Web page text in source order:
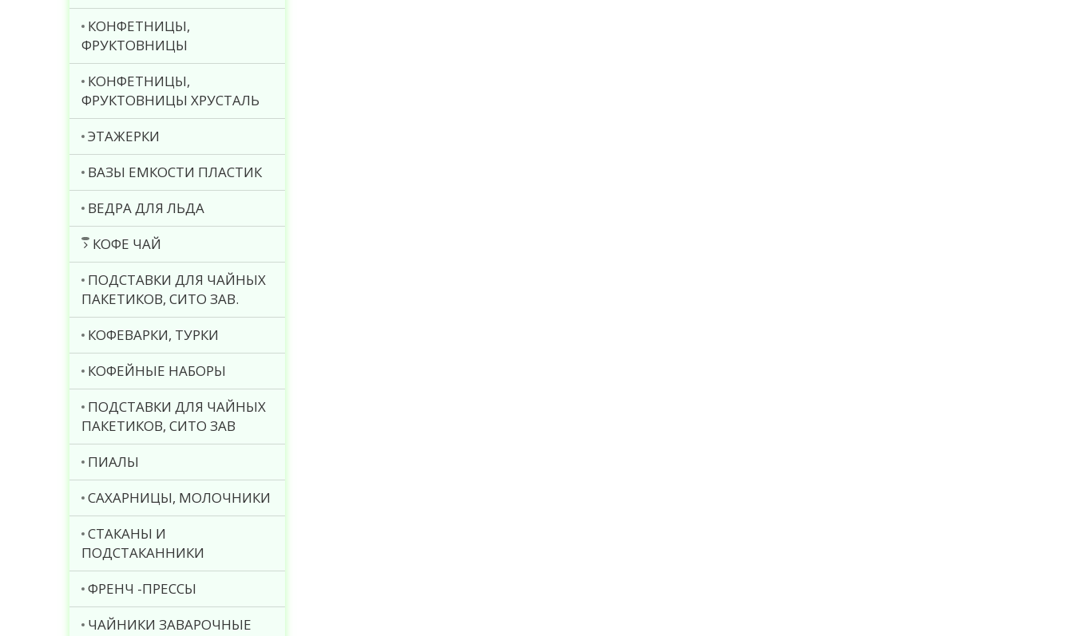
КОНФЕТНИЦЫ,
ФРУКТОВНИЦЫ
КОНФЕТНИЦЫ,
ФРУКТОВНИЦЫ ХРУСТАЛЬ
ЭТАЖЕРКИ
ВАЗЫ ЕМКОСТИ ПЛАСТИК
ВЕДРА ДЛЯ ЛЬДА
КОФЕ ЧАЙ
ПОДСТАВКИ ДЛЯ ЧАЙНЫХ
ПАКЕТИКОВ, СИТО ЗАВ.
КОФЕВАРКИ, ТУРКИ
КОФЕЙНЫЕ НАБОРЫ
ПОДСТАВКИ ДЛЯ ЧАЙНЫХ
ПАКЕТИКОВ, СИТО ЗАВ
ПИАЛЫ
САХАРНИЦЫ, МОЛОЧНИКИ
СТАКАНЫ И
ПОДСТАКАННИКИ
ФРЕНЧ -ПРЕССЫ
ЧАЙНИКИ ЗАВАРОЧНЫЕ